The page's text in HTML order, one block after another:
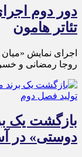
دور دوم
تئاتر هامون
اجرای نمایش
روجا رمضانی و
بازگشت یک
دوستی» در